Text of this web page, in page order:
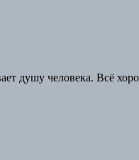
душу человека. Всё